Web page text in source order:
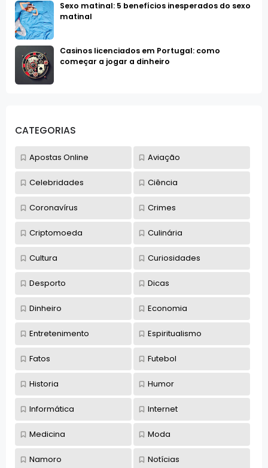
Sexo matinal: 5 benefícios inesperados do sexo
matinal
Casinos licenciados em Portugal: como
começar a jogar a dinheiro
CATEGORIAS
Apostas Online Aviação
Celebridades Ciência
Coronavírus Crimes
Criptomoeda Culinária
Cultura Curiosidades
Desporto Dicas
Dinheiro Economia
Entretenimento Espiritualismo
Fatos Futebol
Historia Humor
Informática Internet
Medicina Moda
Namoro Notícias